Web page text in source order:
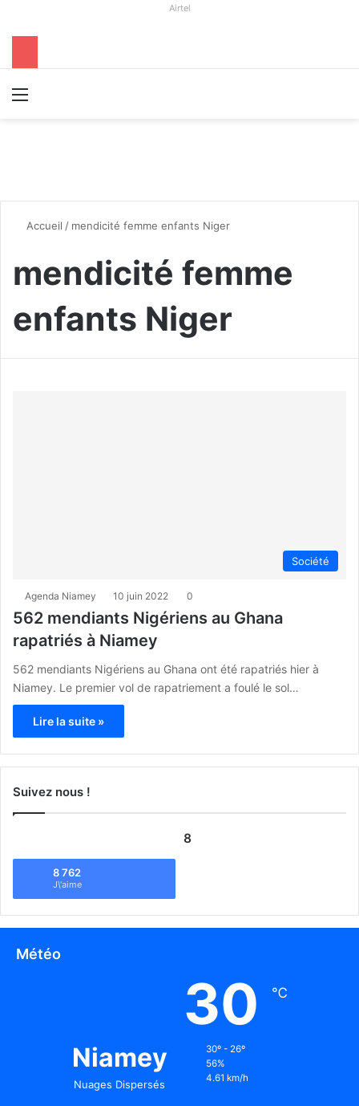
Airtel
Accueil / mendicité femme enfants Niger
mendicité femme
enfants Niger
Société
Agenda Niamey 10 juin 2022 0
562 mendiants Nigériens au Ghana
rapatriés à Niamey
562 mendiants Nigériens au Ghana ont été rapatriés hier à
Niamey. Le premier vol de rapatriement a foulé le sol…
Lire la suite »
Suivez nous !
8
8 762
J\'aime
Météo
Niamey
Nuages Dispersés
30 ℃
30º - 26º
56%
4.61 km/h